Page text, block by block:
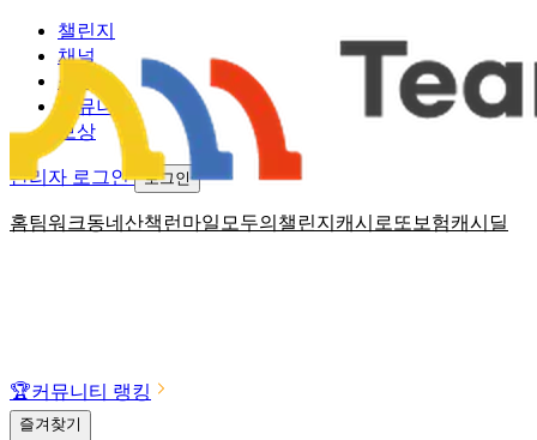
홈팀워크동네산책 런마일 모두의챌린지 캐시로또 보험캐시딜
챌린지
채널
소식
커뮤니티
보상
관리자 로그인 로그인
🏆커뮤니티 랭킹
즐겨찾기